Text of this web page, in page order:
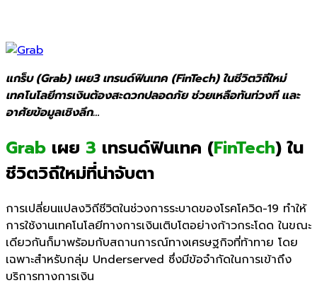
แกร็บ (Grab) เผย3 เทรนด์ฟินเทค (FinTech) ในชีวิตวิถีใหม่
เทคโนโลยีการเงินต้องสะดวกปลอดภัย ช่วยเหลือทันท่วงที และ
อาศัยข้อมูลเชิงลึก…
Grab เผย 3 เทรนด์ฟินเทค (FinTech) ใน
ชีวิตวิถีใหม่ที่น่าจับตา
การเปลี่ยนแปลงวิถีชีวิตในช่วงการระบาดของโรคโควิด-19 ทำให้
การใช้งานเทคโนโลยีทางการเงินเติบโตอย่างก้าวกระโดด ในขณะ
เดียวกันก็มาพร้อมกับสถานการณ์ทางเศรษฐกิจที่ท้าทาย โดย
เฉพาะสำหรับกลุ่ม Underserved ซึ่งมีข้อจำกัดในการเข้าถึง
บริการทางการเงิน